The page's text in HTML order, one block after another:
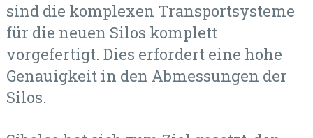
sind die komplexen Transportsysteme
für die neuen Silos komplett
vorgefertigt. Dies erfordert eine hohe
Genauigkeit in den Abmessungen der
Silos.